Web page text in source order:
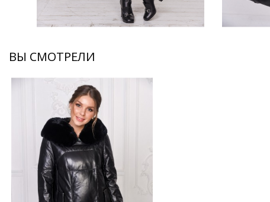
ВЫ СМОТРЕЛИ